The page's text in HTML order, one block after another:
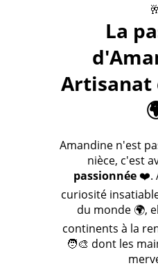
La
Artisanat
Amandine n'est
nièce, c'est
passionnée❤️.
curiosité
du monde 🌍,
continents à la
🧑‍🎨 dont les